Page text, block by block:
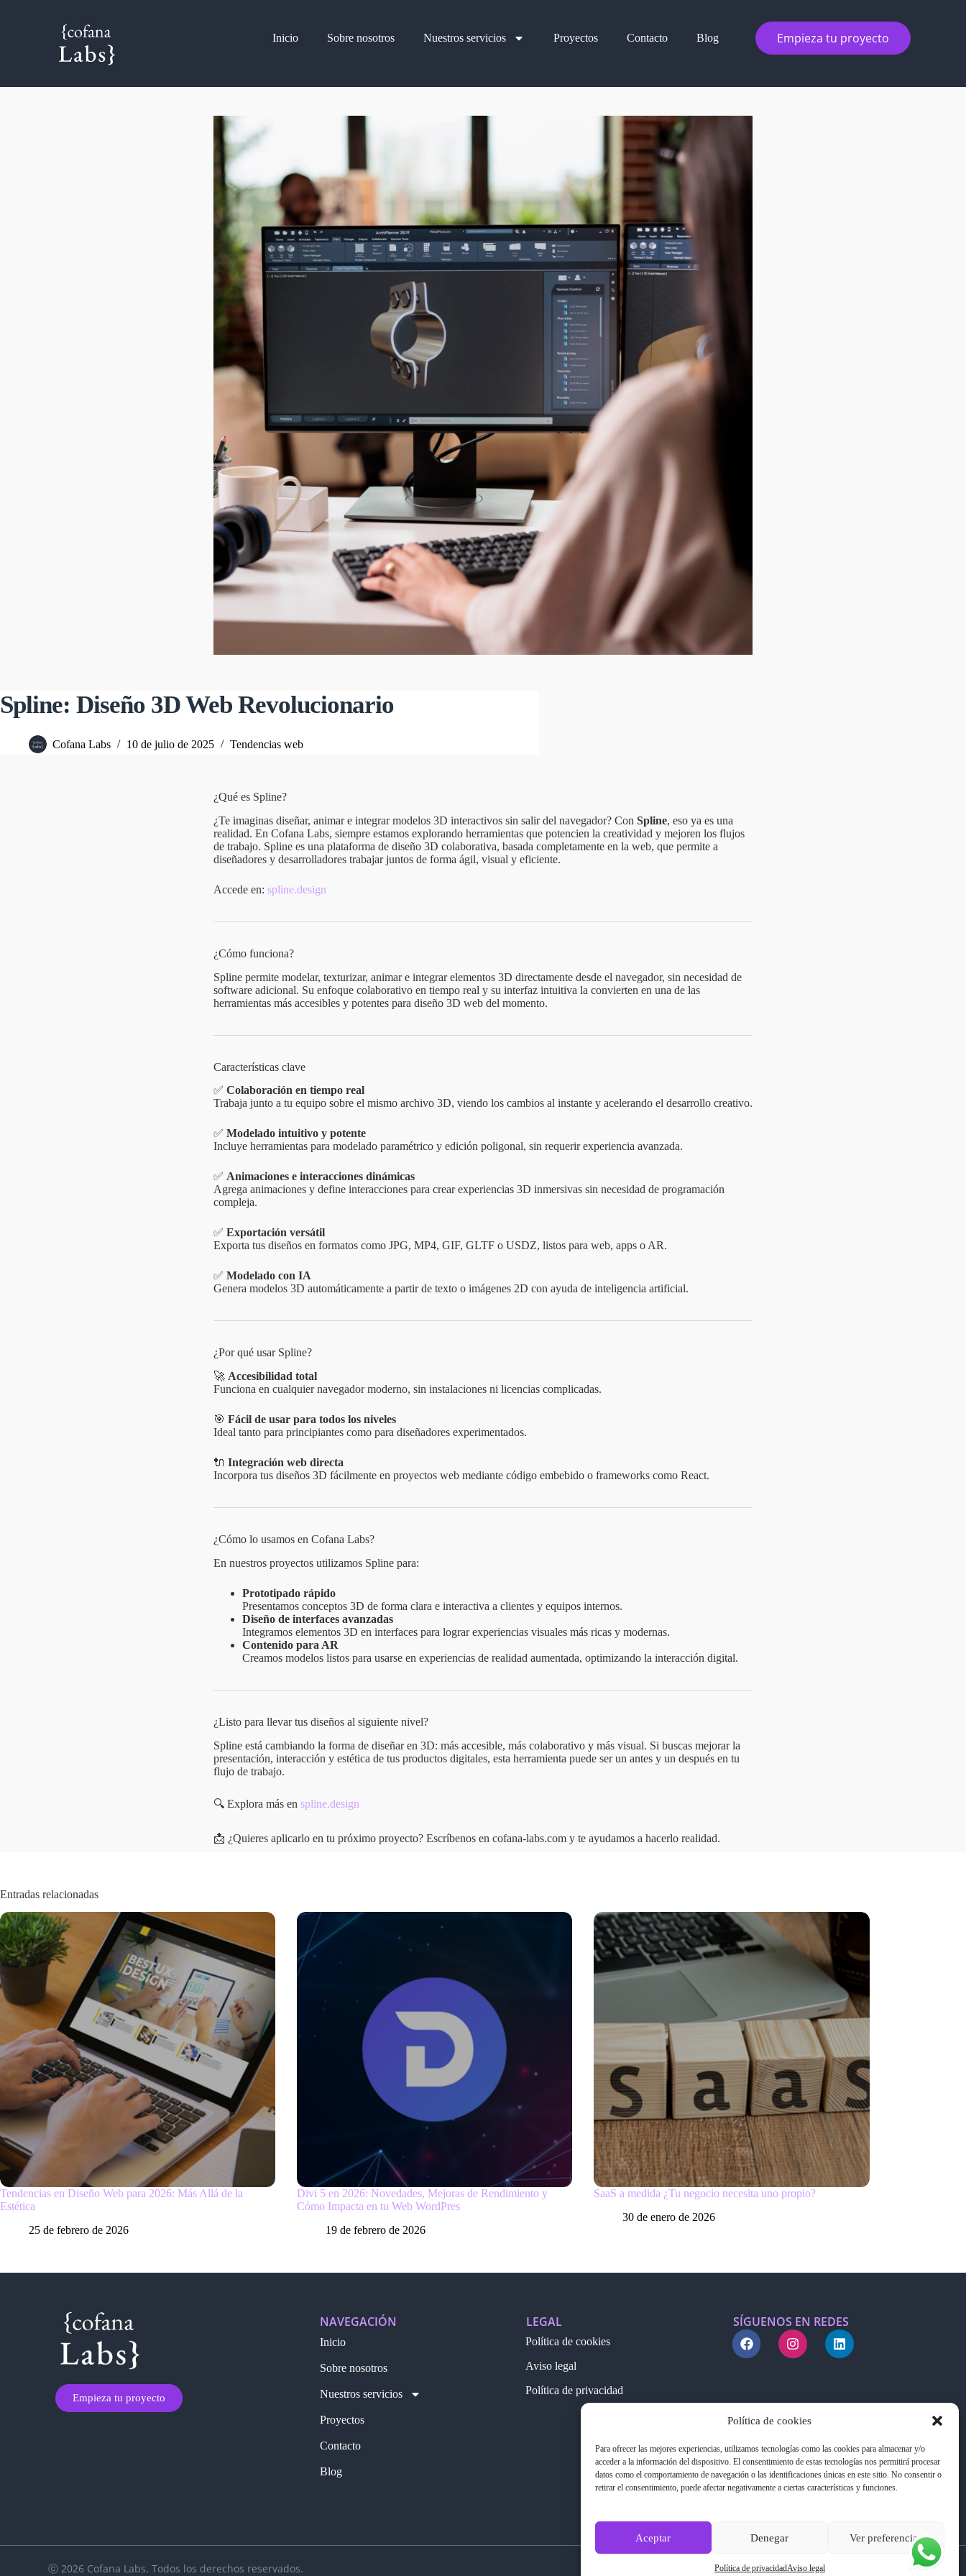
Política de cookies
Para ofrecer las mejores experiencias, utilizamos tecnologías como las cookies para almacenar y/o
acceder a la información del dispositivo. El consentimiento de estas tecnologías nos permitirá procesar
datos como el comportamiento de navegación o las identificaciones únicas en este sitio. No consentir o
retirar el consentimiento, puede afectar negativamente a ciertas características y funciones.
Aceptar Denegar Ver preferencias
Política de privacidadAviso legal
Inicio Sobre nosotros Nuestros servicios Proyectos Contacto Blog Empieza tu proyecto
Spline: Diseño 3D Web Revolucionario
Cofana Labs 10 de julio de 2025 Tendencias web
¿Qué es Spline?
¿Te imaginas diseñar, animar e integrar modelos 3D interactivos sin salir del navegador? Con Spline, eso ya es una
realidad. En Cofana Labs, siempre estamos explorando herramientas que potencien la creatividad y mejoren los flujos
de trabajo. Spline es una plataforma de diseño 3D colaborativa, basada completamente en la web, que permite a
diseñadores y desarrolladores trabajar juntos de forma ágil, visual y eficiente.
Accede en: spline.design
¿Cómo funciona?
Spline permite modelar, texturizar, animar e integrar elementos 3D directamente desde el navegador, sin necesidad de
software adicional. Su enfoque colaborativo en tiempo real y su interfaz intuitiva la convierten en una de las
herramientas más accesibles y potentes para diseño 3D web del momento.
Características clave
✅ Colaboración en tiempo real
Trabaja junto a tu equipo sobre el mismo archivo 3D, viendo los cambios al instante y acelerando el desarrollo creativo.
✅ Modelado intuitivo y potente
Incluye herramientas para modelado paramétrico y edición poligonal, sin requerir experiencia avanzada.
✅ Animaciones e interacciones dinámicas
Agrega animaciones y define interacciones para crear experiencias 3D inmersivas sin necesidad de programación
compleja.
✅ Exportación versátil
Exporta tus diseños en formatos como JPG, MP4, GIF, GLTF o USDZ, listos para web, apps o AR.
✅ Modelado con IA
Genera modelos 3D automáticamente a partir de texto o imágenes 2D con ayuda de inteligencia artificial.
¿Por qué usar Spline?
🚀 Accesibilidad total
Funciona en cualquier navegador moderno, sin instalaciones ni licencias complicadas.
🎯 Fácil de usar para todos los niveles
Ideal tanto para principiantes como para diseñadores experimentados.
🔌 Integración web directa
Incorpora tus diseños 3D fácilmente en proyectos web mediante código embebido o frameworks como React.
¿Cómo lo usamos en Cofana Labs?
En nuestros proyectos utilizamos Spline para:
Prototipado rápido
Presentamos conceptos 3D de forma clara e interactiva a clientes y equipos internos.
Diseño de interfaces avanzadas
Integramos elementos 3D en interfaces para lograr experiencias visuales más ricas y modernas.
Contenido para AR
Creamos modelos listos para usarse en experiencias de realidad aumentada, optimizando la interacción digital.
¿Listo para llevar tus diseños al siguiente nivel?
Spline está cambiando la forma de diseñar en 3D: más accesible, más colaborativo y más visual. Si buscas mejorar la
presentación, interacción y estética de tus productos digitales, esta herramienta puede ser un antes y un después en tu
flujo de trabajo.
🔍 Explora más en spline.design
📩 ¿Quieres aplicarlo en tu próximo proyecto? Escríbenos en cofana-labs.com y te ayudamos a hacerlo realidad.
Entradas relacionadas
Tendencias en Diseño Web para 2026: Más Allá de la
Estética
25 de febrero de 2026
Divi 5 en 2026: Novedades, Mejoras de Rendimiento y
Cómo Impacta en tu Web WordPres
19 de febrero de 2026
SaaS a medida ¿Tu negocio necesita uno propio?
30 de enero de 2026
Empieza tu proyecto
NAVEGACIÓN
Inicio
Sobre nosotros
Nuestros servicios
Proyectos
Contacto
Blog
LEGAL
Política de cookies
Aviso legal
Política de privacidad
SÍGUENOS EN REDES
ⓒ 2026 Cofana Labs. Todos los derechos reservados.